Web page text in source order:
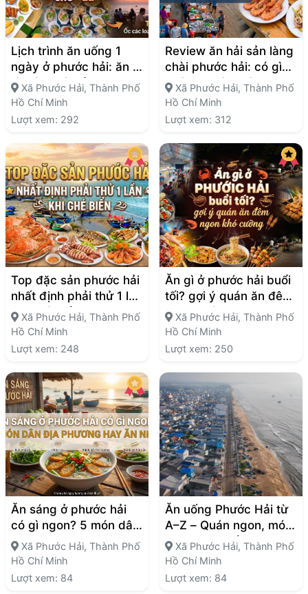
Lịch trình ăn uống 1
ngày ở phước hải: ăn gì
từ sáng tới tối cho “đã”
Xã Phước Hải, Thành Phố
Hồ Chí Minh
Lượt xem: 292
Review ăn hải sản làng
chài phước hải: có gì
khác so với quán
thường?
Xã Phước Hải, Thành Phố
Hồ Chí Minh
Lượt xem: 312
Top đặc sản phước hải
nhất định phải thử 1 lần
khi ghé biển
Xã Phước Hải, Thành Phố
Hồ Chí Minh
Lượt xem: 248
Ăn gì ở phước hải buổi
tối? gợi ý quán ăn đêm
ngon khó cưỡng
Xã Phước Hải, Thành Phố
Hồ Chí Minh
Lượt xem: 250
Ăn sáng ở phước hải
có gì ngon? 5 món dân
địa phương hay ăn
nhất
Xã Phước Hải, Thành Phố
Hồ Chí Minh
Lượt xem: 84
Ăn uống Phước Hải từ
A–Z – Quán ngon, món
ngon, địa điểm
Xã Phước Hải, Thành Phố
Hồ Chí Minh
Lượt xem: 84